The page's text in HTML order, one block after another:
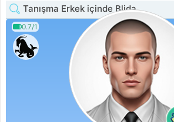
Tanışma Erkek içinde Blida
0.7/1